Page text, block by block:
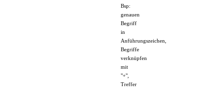
Bsp:
genauen
Begriff
in
Anführungszeichen,
Begriffe
verknüpfen
mit
"+",
Treffer